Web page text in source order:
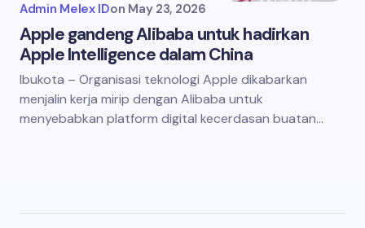
Admin Melex IDon May 23, 2026
Apple gandeng Alibaba untuk hadirkan
Apple Intelligence dalam China
Ibukota – Organisasi teknologi Apple dikabarkan
menjalin kerja mirip dengan Alibaba untuk
menyebabkan platform digital kecerdasan buatan…